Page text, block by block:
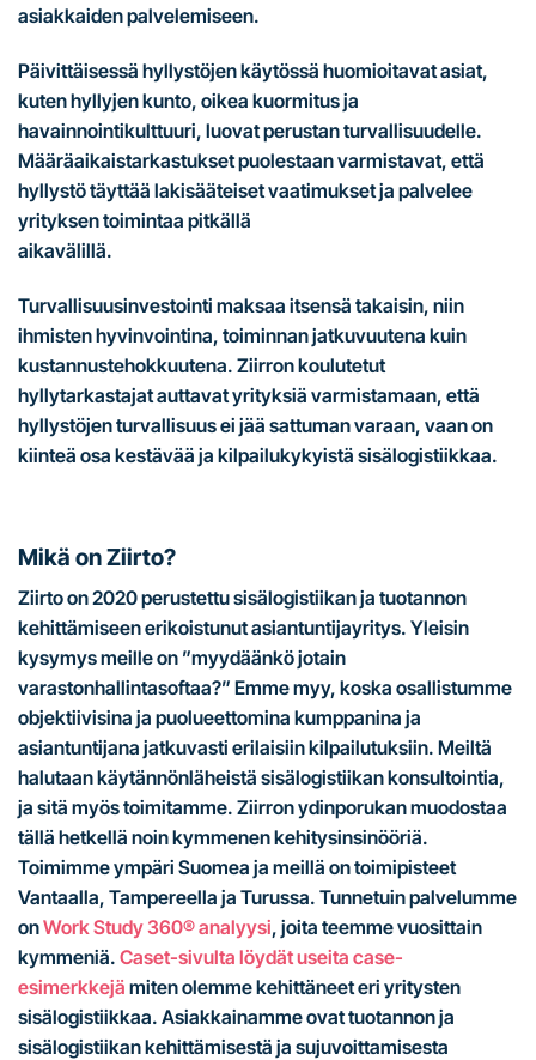
asiakkaiden palvelemiseen.
Päivittäisessä hyllystöjen käytössä huomioitavat asiat,
kuten hyllyjen kunto, oikea kuormitus ja
havainnointikulttuuri, luovat perustan turvallisuudelle.
Määräaikaistarkastukset puolestaan varmistavat, että
hyllystö täyttää lakisääteiset vaatimukset ja palvelee
yrityksen toimintaa pitkällä
aikavälillä.
Turvallisuusinvestointi maksaa itsensä takaisin, niin
ihmisten hyvinvointina, toiminnan jatkuvuutena kuin
kustannustehokkuutena. Ziirron koulutetut
hyllytarkastajat auttavat yrityksiä varmistamaan, että
hyllystöjen turvallisuus ei jää sattuman varaan, vaan on
kiinteä osa kestävää ja kilpailukykyistä sisälogistiikkaa.
Mikä on Ziirto?
Ziirto on 2020 perustettu sisälogistiikan ja tuotannon
kehittämiseen erikoistunut asiantuntijayritys. Yleisin
kysymys meille on ”myydäänkö jotain
varastonhallintasoftaa?” Emme myy, koska osallistumme
objektiivisina ja puolueettomina kumppanina ja
asiantuntijana jatkuvasti erilaisiin kilpailutuksiin. Meiltä
halutaan käytännönläheistä sisälogistiikan konsultointia,
ja sitä myös toimitamme. Ziirron ydinporukan muodostaa
tällä hetkellä noin kymmenen kehitysinsinööriä.
Toimimme ympäri Suomea ja meillä on toimipisteet
Vantaalla, Tampereella ja Turussa. Tunnetuin palvelumme
onWork Study 360® analyysi, joita teemme vuosittain
kymmeniä. Caset-sivulta löydät useita case-
esimerkkejä miten olemme kehittäneet eri yritysten
sisälogistiikkaa. Asiakkainamme ovat tuotannon ja
sisälogistiikan kehittämisestä ja sujuvoittamisesta